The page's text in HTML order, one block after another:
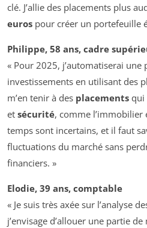
clé. J’allie des placements plus
euros pour créer un portefeuille
Philippe, 58 ans, cadre
« Pour 2025, j’automatiserai une
investissements en utilisant des
m’en tenir à des placements qui
et sécurité, comme l’immobilier
temps sont incertains, et il faut
fluctuations du marché sans
financiers. »
Elodie, 39 ans, comptable
« Je suis très axée sur l’analyse
j’envisage d’allouer une partie